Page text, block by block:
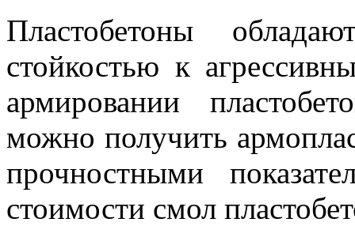
Пластобетоны
стойкостью к
армировании
можно получить
прочностными
стоимости смол